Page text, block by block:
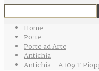
Home
Porte
Porte ad Arte
Antichia
Antichia – A 109 T